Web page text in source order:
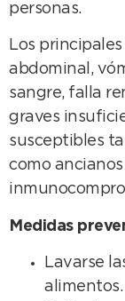
personas.
Los
abdominal,
sangre, falla
graves
susceptibles
como
Medidas
Lavarse
alimentos.